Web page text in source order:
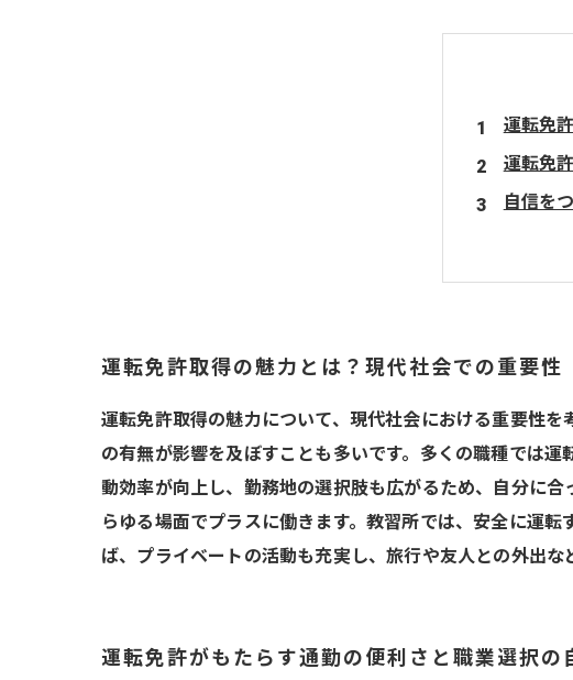
運転免
運転免
自信を
教習所
仕事だ
運転免
運転免許取得の魅力とは？現代社会での重要性
運転免許取得の魅力について、現代社会における重要性
の有無が影響を及ぼすことも多いです。多くの職種では
動効率が向上し、勤務地の選択肢も広がるため、自分に
らゆる場面でプラスに働きます。教習所では、安全に運
ば、プライベートの活動も充実し、旅行や友人との外出な
運転免許がもたらす通勤の便利さと職業選択の